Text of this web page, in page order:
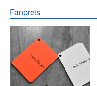
Fanpreis